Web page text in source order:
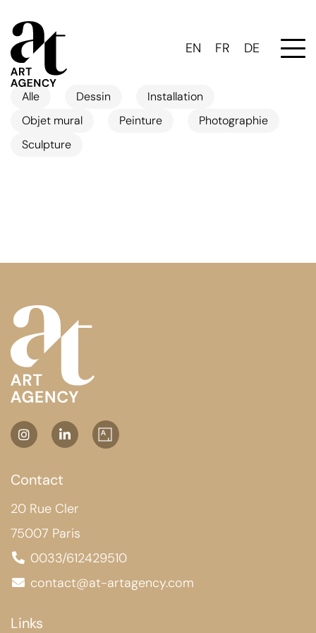
EN FR DE
Alle Dessin
Installation
Objet mural
Peinture
Photographie
Sculpture
Contact
20 Rue Cler
75007 Paris
0033/612429510
contact@at-artagency.com
Links